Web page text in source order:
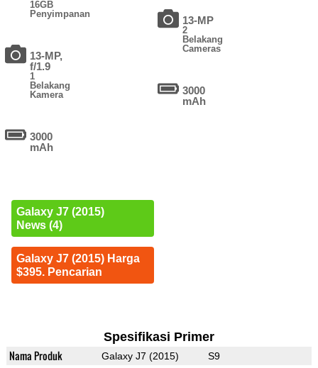
16GB
Penyimpanan
13-MP,
f/1.9
1
Belakang
Kamera
3000
mAh
Galaxy J7 (2015)
News (4)
Galaxy J7 (2015) Harga
$395. Pencarian
13-MP
2
Belakang
Cameras
3000
mAh
Spesifikasi Primer
Nama Produk Galaxy J7 (2015) S9